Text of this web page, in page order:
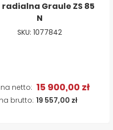
radialna Graule ZS 85
N
SKU: 1077842
19 557,00 zł
15 900,00 zł
Dodaj do koszyka